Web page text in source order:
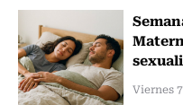
Viernes